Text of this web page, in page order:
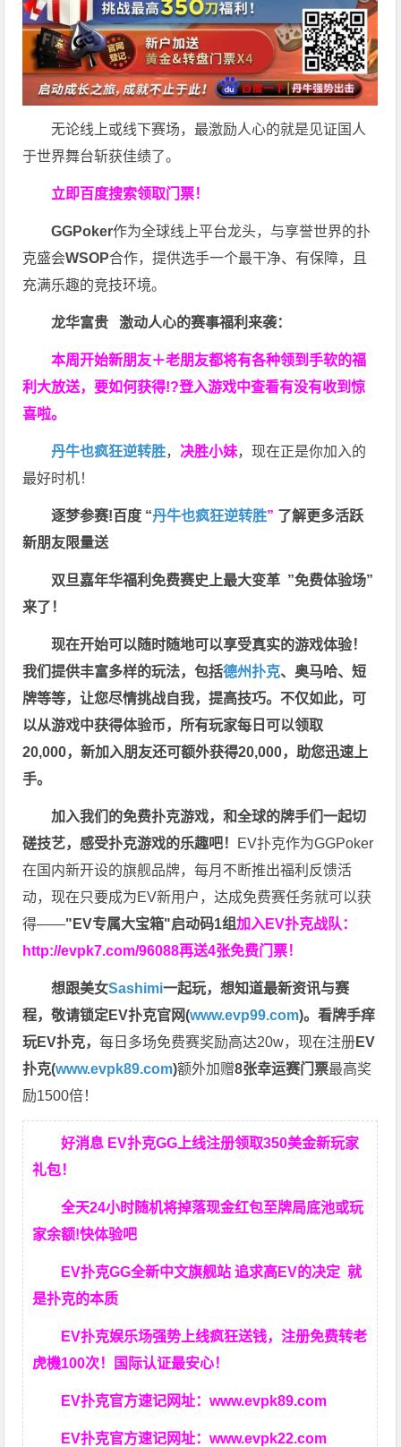
无论线上或线下赛场，最激励人心的就是见证国人
于世界舞台斩获佳绩了。
立即百度搜索领取门票！
GGPoker作为全球线上平台龙头，与享誉世界的扑
克盛会WSOP合作，提供选手一个最干净、有保障，且
充满乐趣的竞技环境。
龙华富贵 激动人心的赛事福利来袭：
本周开始新朋友＋老朋友都将有各种领到手软的福
利大放送，要如何获得!?登入游戏中查看有没有收到惊
喜啦。
丹牛也疯狂逆转胜， 决胜小妹，现在正是你加入的
最好时机！
逐梦参赛!百度 “丹牛也疯狂逆转胜” 了解更多活跃
新朋友限量送
双旦嘉年华福利免费赛史上最大变革 ”免费体验场”
来了！
现在开始可以随时随地可以享受真实的游戏体验！
我们提供丰富多样的玩法，包括德州扑克、奥马哈、短
牌等等，让您尽情挑战自我，提高技巧。不仅如此， 可
以从游戏中获得体验币，所有玩家每日可以领取
20,000，新加入朋友还可额外获得20,000，助您迅速上
手。
加入我们的免费扑克游戏，和全球的牌手们一起切
磋技艺，感受扑克游戏的乐趣吧！ EV扑克作为GGPoker
在国内新开设的旗舰品牌，每月不断推出福利反馈活
动，现在只要成为EV新用户，达成免费赛任务就可以获
得——"EV专属大宝箱"启动码1组加入EV扑克战队：
http://evpk7.com/96088再送4张免费门票！
想跟美女Sashimi一起玩，想知道最新资讯与赛
程，敬请锁定EV扑克官网(www.evp99.com)。看牌手痒
玩EV扑克，每日多场免费赛奖励高达20w，现在注册EV
扑克(www.evpk89.com)额外加赠8张幸运赛门票最高奖
励1500倍！
好消息 EV扑克GG上线注册领取350美金新玩家
礼包！
全天24小时随机将掉落现金红包至牌局底池或玩
家余额!快体验吧
EV扑克GG全新中文旗舰站 追求高EV的决定就
是扑克的本质
EV扑克娱乐场强势上线疯狂送钱，注册免费转老
虎機100次！国际认证最安心！
EV扑克官方速记网址：www.evpk89.com
EV扑克官方速记网址：www.evpk22.com